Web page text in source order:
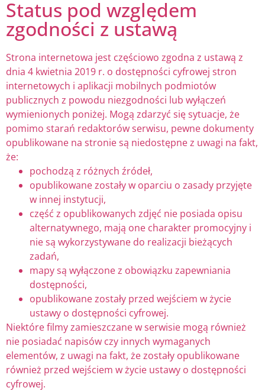
Status pod względem
zgodności z ustawą
Strona internetowa jest częściowo zgodna z ustawą z
dnia 4 kwietnia 2019 r. o dostępności cyfrowej stron
internetowych i aplikacji mobilnych podmiotów
publicznych z powodu niezgodności lub wyłączeń
wymienionych poniżej. Mogą zdarzyć się sytuacje, że
pomimo starań redaktorów serwisu, pewne dokumenty
opublikowane na stronie są niedostępne z uwagi na fakt,
że:
pochodzą z różnych źródeł,
opublikowane zostały w oparciu o zasady przyjęte
w innej instytucji,
część z opublikowanych zdjęć nie posiada opisu
alternatywnego, mają one charakter promocyjny i
nie są wykorzystywane do realizacji bieżących
zadań,
mapy są wyłączone z obowiązku zapewniania
dostępności,
opublikowane zostały przed wejściem w życie
ustawy o dostępności cyfrowej.
Niektóre filmy zamieszczane w serwisie mogą również
nie posiadać napisów czy innych wymaganych
elementów, z uwagi na fakt, że zostały opublikowane
również przed wejściem w życie ustawy o dostępności
cyfrowej.